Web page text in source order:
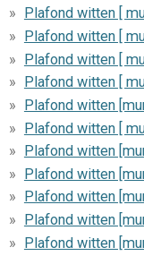
Plafond witten [
Plafond witten [
Plafond witten [
Plafond witten [
Plafond witten
Plafond witten [
Plafond witten
Plafond witten
Plafond witten
Plafond witten
Plafond witten